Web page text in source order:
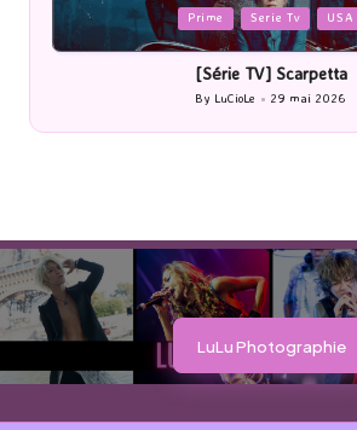
Posted
in
Prime Serie Tv USA
[Série TV] Scarpetta
Posted
by
By LuCioLe 29 mai 2026
LuLu Photographie